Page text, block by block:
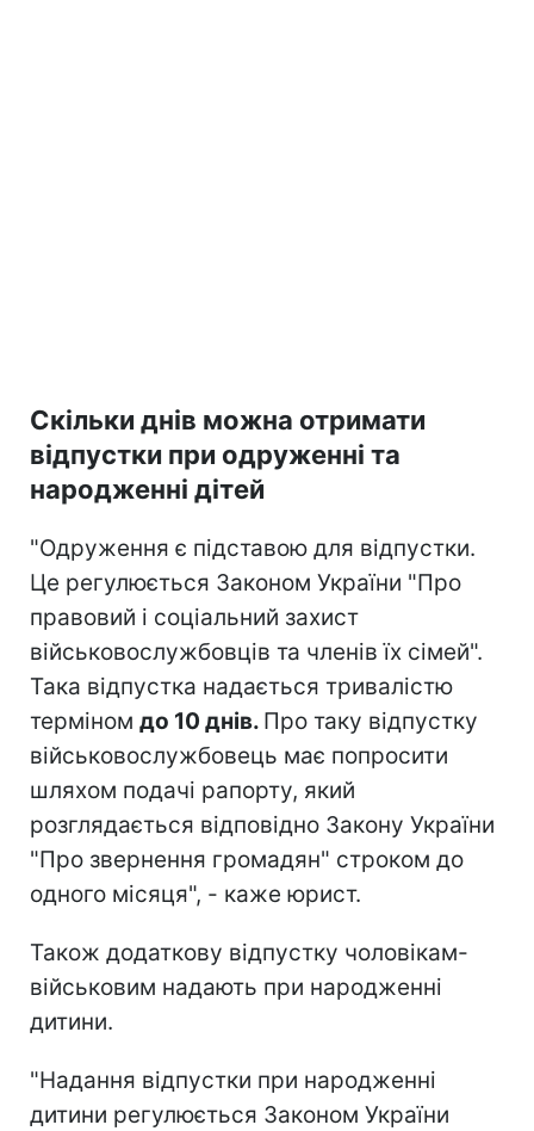
Скільки днів можна отримати
відпустки при одруженні та
народженні дітей
"Одруження є підставою для відпустки.
Це регулюється Законом України "Про
правовий і соціальний захист
військовослужбовців та членів їх сімей".
Така відпустка надається тривалістю
терміном до 10 днів. Про таку відпустку
військовослужбовець має попросити
шляхом подачі рапорту, який
розглядається відповідно Закону України
"Про звернення громадян" строком до
одного місяця", - каже юрист.
Також додаткову відпустку чоловікам-
військовим надають при народженні
дитини.
"Надання відпустки при народженні
дитини регулюється Законом України